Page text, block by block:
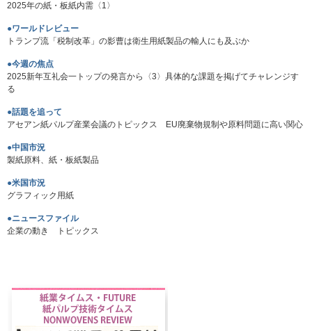
2025年の紙・板紙内需〈1〉
●ワールドレビュー
トランプ流「税制改革」の影曹は衛生用紙製品の輸人にも及ぶか
●今週の焦点
2025新年互礼会一トップの発言から〈3〉具体的な課題を掲げてチャレンジす
る
●話題を追って
アセアン紙パルプ産業会議のトピックス EU廃棄物規制や原料問題に高い関心
●中国市況
製紙原料、紙・板紙製品
●米国市況
グラフィック用紙
●ニュースファイル
企業の動き トピックス